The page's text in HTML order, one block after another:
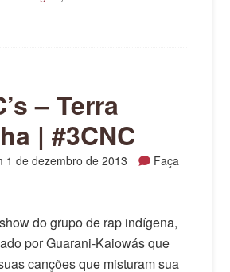
– Terra
| #3CNC
1 de dezembro de 2013
Faça
do grupo de rap indígena,
por Guarani-Kaiowás que
canções que misturam sua